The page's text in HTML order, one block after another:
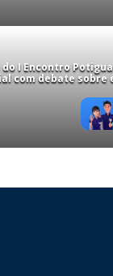
I Encontro
com debate sobre